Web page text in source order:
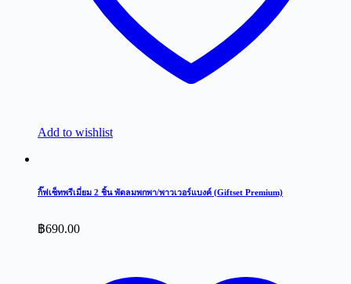
Add to wishlist
กิ๊ฟเซ็ทพรีเมี่ยม 2 ชิ้น พัดลมพกพา/พาวเวอร์แบงค์ (Giftset Premium)
฿690.00